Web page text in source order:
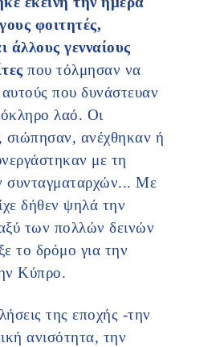
φοιτητές,
άλλους γενναίους
που τόλμησαν να
που δυνάστευαν
λαό. Οι
σιώπησαν, ανέχθηκαν ή
με τη
συνταγματαρχών... Με
δήθεν ψηλά την
των πολλών δεινών
το δρόμο για την
Κύπρο.
της εποχής -την
ανισότητα, την